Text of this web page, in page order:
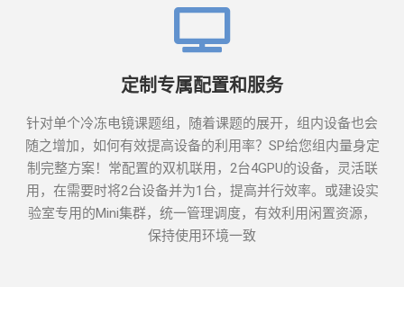
定制专属配置和服务
针对单个冷冻电镜课题组，随着课题的展开，组内设备也会
随之增加，如何有效提高设备的利用率？SP给您组内量身定
制完整方案！常配置的双机联用，2台4GPU的设备，灵活联
用，在需要时将2台设备并为1台，提高并行效率。或建设实
验室专用的Mini集群，统一管理调度，有效利用闲置资源，
保持使用环境一致